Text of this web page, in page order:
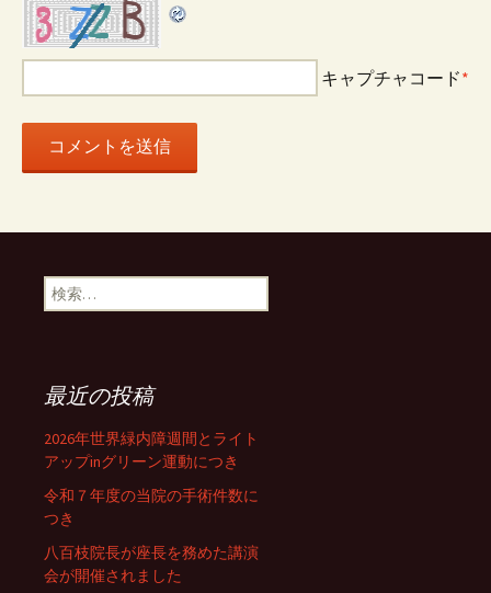
キャプチャコード*
検
索:
最近の投稿
2026年世界緑内障週間とライト
アップinグリーン運動につき
令和７年度の当院の手術件数に
つき
八百枝院長が座長を務めた講演
会が開催されました